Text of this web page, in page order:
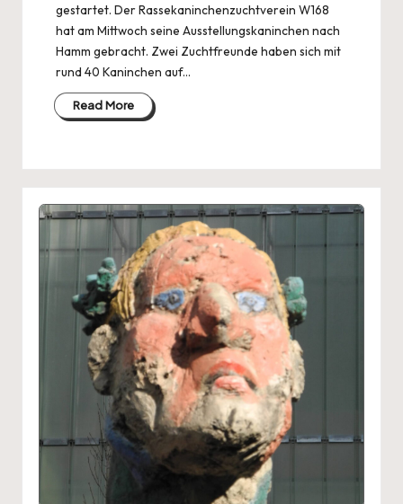
gestartet. Der Rassekaninchenzuchtverein W168
hat am Mittwoch seine Ausstellungskaninchen nach
Hamm gebracht. Zwei Zuchtfreunde haben sich mit
rund 40 Kaninchen auf…
Read More